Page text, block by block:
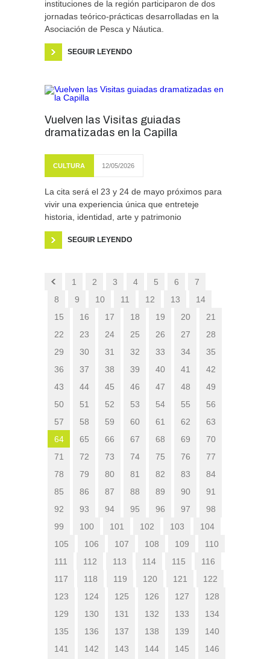
instituciones de la región participaron de dos
jornadas teórico-prácticas desarrolladas en la
Asociación de Pesca y Náutica.
SEGUIR LEYENDO
Vuelven las Visitas guiadas
dramatizadas en la Capilla
CULTURA 12/05/2026
La cita será el 23 y 24 de mayo próximos para
vivir una experiencia única que entreteje
historia, identidad, arte y patrimonio
SEGUIR LEYENDO
1 2 3 4 5 6
7
8
9 10 11 12 13
14
15
16 17 18 19 20
21
22
23 24 25 26 27
28
29
30 31 32 33 34
35
36
37 38 39 40 41
42
43
44 45 46 47 48
49
50
51 52 53 54 55
56
57
58 59 60 61 62
63
64
65 66 67 68 69
70
71
72 73 74 75 76
77
78
79 80 81 82 83
84
85
86 87 88 89 90
91
92
93 94 95 96 97
98
99
100 101 102 103
104
105
106 107 108 109
110
111
112 113 114 115
116
117
118 119 120 121
122
123
124 125 126 127
128
129
130 131 132 133
134
135
136 137 138 139
140
141
142 143 144 145
146